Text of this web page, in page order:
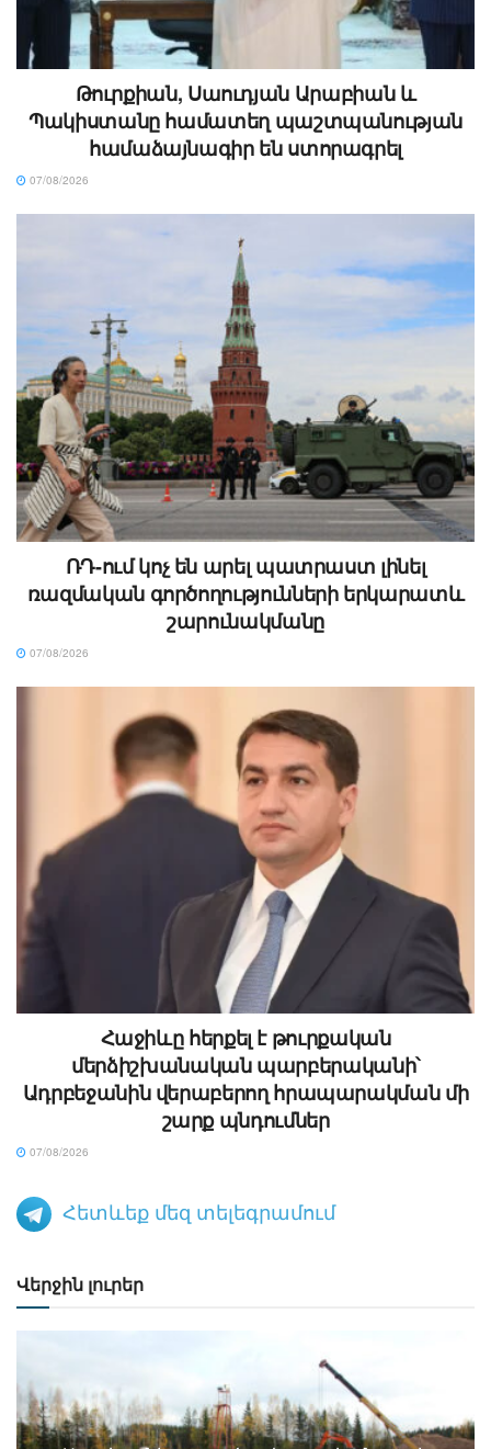
Թուրքիան, Սաուդյան Արաբիան և
Պակիստանը համատեղ պաշտպանության
համաձայնագիր են ստորագրել
07/08/2026
ՌԴ-ում կոչ են արել պատրաստ լինել
ռազմական գործողությունների երկարատև
շարունակմանը
07/08/2026
Հաջիևը հերքել է թուրքական
մերձիշխանական պարբերականի՝
Ադրբեջանին վերաբերող հրապարակման մի
շարք պնդումներ
07/08/2026
Հետևեք մեզ տելեգրամում
Վերջին լուրեր